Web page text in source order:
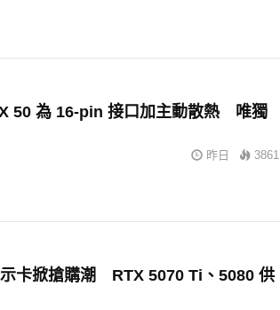
50 為 16-pin 接口加主動散熱 唯獨
昨日 3861
示卡掀搶購潮 RTX 5070 Ti、5080 供